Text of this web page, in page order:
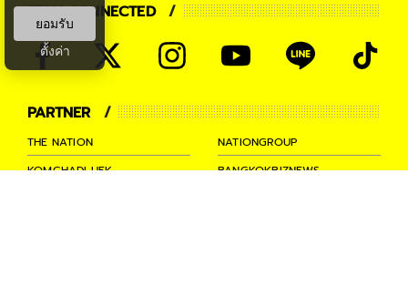
STAY CONNECTED
PARTNER
THE NATION
NATIONGROUP
KOMCHADLUEK
BANGKOKBIZNEWS
ยอมรับ
ตั้งค่า